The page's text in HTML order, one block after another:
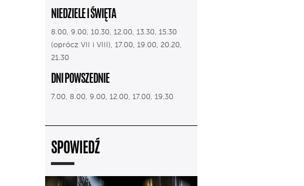
NIEDZIELE I ŚWIĘTA
8.00, 9.00, 10.30, 12.00, 13.30, 15.30
(oprócz VII i VIII), 17.00, 19.00, 20.20,
21.30
DNI POWSZEDNIE
7.00, 8.00, 9.00, 12.00, 17.00, 19.30
SPOWIEDŹ